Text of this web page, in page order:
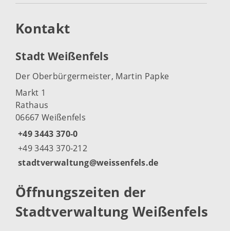
Kontakt
Stadt Weißenfels
Der Oberbürgermeister, Martin Papke
Markt 1
Rathaus
06667 Weißenfels
+49 3443 370-0
+49 3443 370-212
stadtverwaltung@weissenfels.de
Öffnungszeiten der
Stadtverwaltung Weißenfels